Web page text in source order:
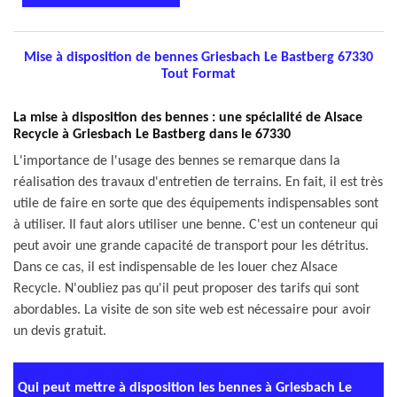
Mise à disposition de bennes Griesbach Le Bastberg 67330
Tout Format
La mise à disposition des bennes : une spécialité de Alsace
Recycle à Griesbach Le Bastberg dans le 67330
L'importance de l'usage des bennes se remarque dans la
réalisation des travaux d'entretien de terrains. En fait, il est très
utile de faire en sorte que des équipements indispensables sont
à utiliser. Il faut alors utiliser une benne. C'est un conteneur qui
peut avoir une grande capacité de transport pour les détritus.
Dans ce cas, il est indispensable de les louer chez Alsace
Recycle. N'oubliez pas qu'il peut proposer des tarifs qui sont
abordables. La visite de son site web est nécessaire pour avoir
un devis gratuit.
Qui peut mettre à disposition les bennes à Griesbach Le